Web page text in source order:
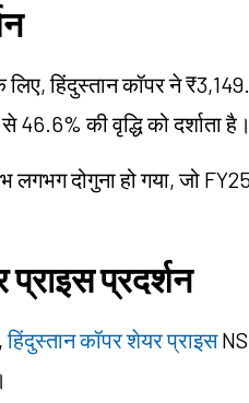
लिए, हिंदुस्तान कॉपर ने
की वृद्धि को दर्शाता है।
लगभग दोगुना हो गया, जो
प्रदर्शन
हिंदुस्तान कॉपर शेयर प्राइस